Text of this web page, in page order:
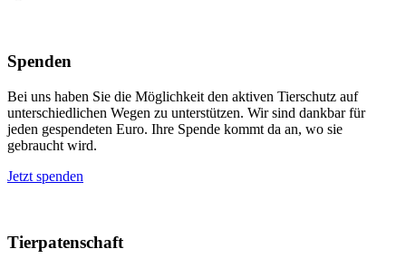
Spenden
Bei uns haben Sie die Möglichkeit den aktiven Tierschutz auf
unterschiedlichen Wegen zu unterstützen. Wir sind dankbar für
jeden gespendeten Euro. Ihre Spende kommt da an, wo sie
gebraucht wird.
Jetzt spenden
Tierpatenschaft